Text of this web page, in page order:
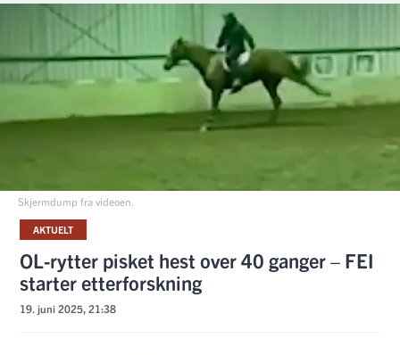
Skjermdump fra videoen.
AKTUELT
OL-rytter pisket hest over 40 ganger – FEI
starter etterforskning
19. juni 2025, 21:38